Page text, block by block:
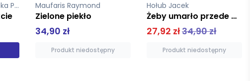
Hołub Jacek
27,92 zł
Produkt niedostępny
Yuknavitch Lidia
Chronologia wody
37,52 zł 46,90 zł
Produkt niedostępny